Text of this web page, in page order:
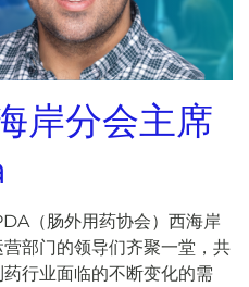
岸分会主席
（肠外用药协会）西海岸
部门的领导们齐聚一堂，共
行业面临的不断变化的需